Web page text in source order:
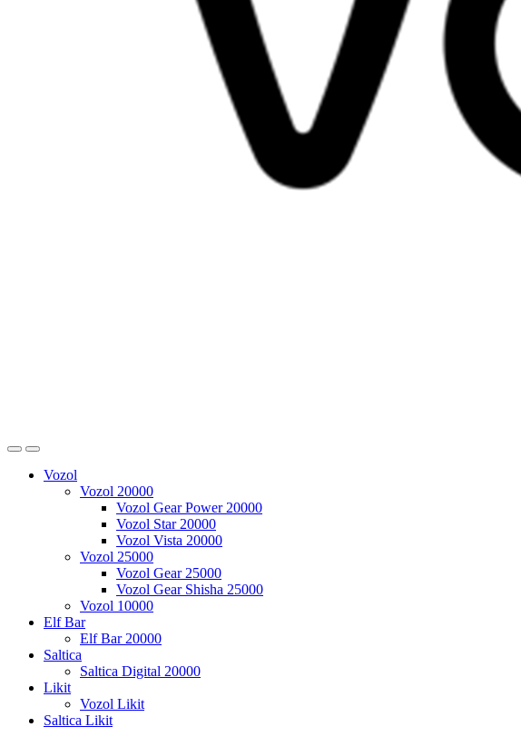
Vozol
Vozol 20000
Vozol Gear Power 20000
Vozol Star 20000
Vozol Vista 20000
Vozol 25000
Vozol Gear 25000
Vozol Gear Shisha 25000
Vozol 10000
Elf Bar
Elf Bar 20000
Saltica
Saltica Digital 20000
Likit
Vozol Likit
Saltica Likit